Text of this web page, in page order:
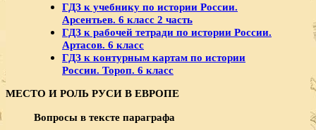
ГДЗ к учебнику по истории России.
Арсентьев. 6 класс 2 часть
ГДЗ к рабочей тетради по истории России.
Артасов. 6 класс
ГДЗ к контурным картам по истории
России. Тороп. 6 класс
МЕСТО И РОЛЬ РУСИ В ЕВРОПЕ
Вопросы в тексте параграфа